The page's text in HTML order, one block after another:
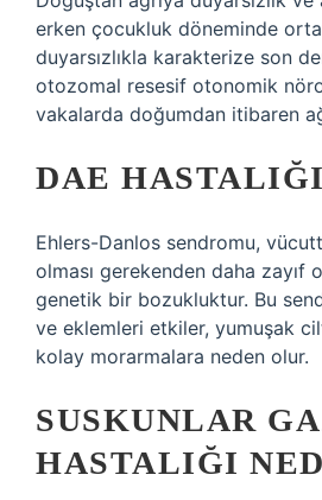
erken çocukluk döneminde
duyarsızlıkla karakterize son
otozomal resesif otonomik
vakalarda doğumdan itibaren
DAE
Ehlers-Danlos sendromu,
olması gerekenden daha zayıf
genetik bir bozukluktur. Bu
ve eklemleri etkiler, yumuşak
kolay morarmalara neden olur.
SUSKUNLAR
HASTALIĞI